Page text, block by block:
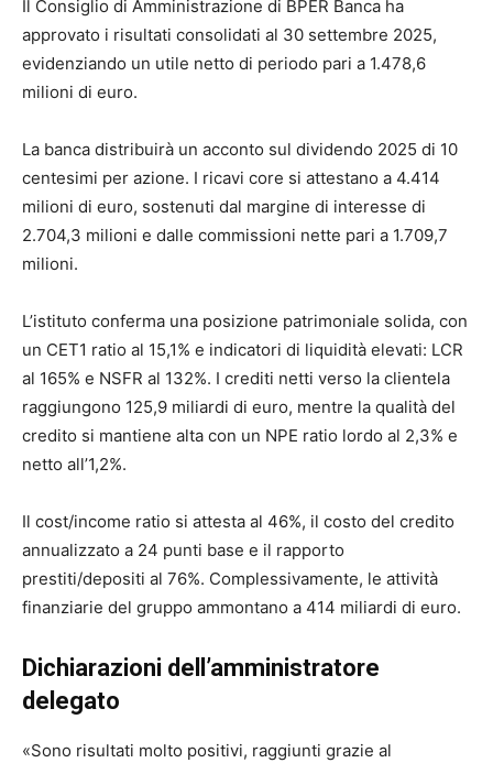
Il Consiglio di Amministrazione di BPER Banca ha
approvato i risultati consolidati al 30 settembre 2025,
evidenziando un utile netto di periodo pari a 1.478,6
milioni di euro.
La banca distribuirà un acconto sul dividendo 2025 di 10
centesimi per azione. I ricavi core si attestano a 4.414
milioni di euro, sostenuti dal margine di interesse di
2.704,3 milioni e dalle commissioni nette pari a 1.709,7
milioni.
L’istituto conferma una posizione patrimoniale solida, con
un CET1 ratio al 15,1% e indicatori di liquidità elevati: LCR
al 165% e NSFR al 132%. I crediti netti verso la clientela
raggiungono 125,9 miliardi di euro, mentre la qualità del
credito si mantiene alta con un NPE ratio lordo al 2,3% e
netto all’1,2%.
Il cost/income ratio si attesta al 46%, il costo del credito
annualizzato a 24 punti base e il rapporto
prestiti/depositi al 76%. Complessivamente, le attività
finanziarie del gruppo ammontano a 414 miliardi di euro.
Dichiarazioni dell’amministratore
delegato
«Sono risultati molto positivi, raggiunti grazie al